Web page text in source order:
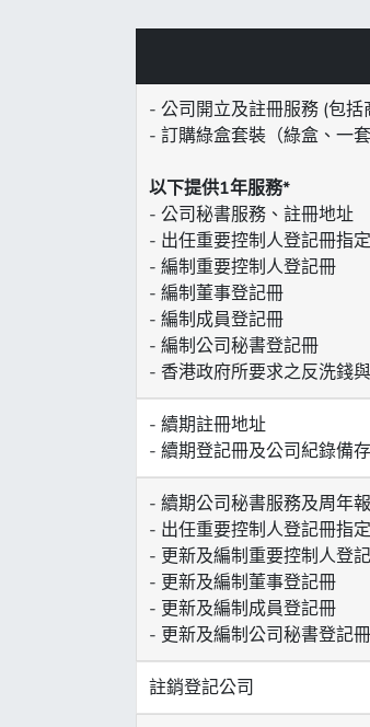
- 公司開立及註冊服務 (包
- 訂購綠盒套裝（綠盒、一
以下提供1年服務*
- 公司秘書服務、註冊地址
- 出任重要控制人登記冊指
- 編制重要控制人登記冊
- 編制董事登記冊
- 編制成員登記冊
- 編制公司秘書登記冊
- 香港政府所要求之反洗錢
- 續期註冊地址
- 續期登記冊及公司紀錄備
- 續期公司秘書服務及周年
- 出任重要控制人登記冊指
- 更新及編制重要控制人登
- 更新及編制董事登記冊
- 更新及編制成員登記冊
- 更新及編制公司秘書登記冊
註銷登記公司